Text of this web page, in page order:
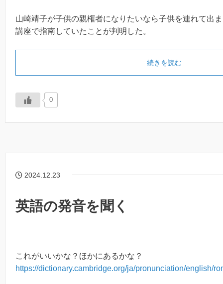
山崎靖子が子供の親権者になりたいなら子供を連れて出
講座で指南していたことが判明した。
続きを読む
0
2024.12.23
英語の発音を聞く
これがいいかな？ほかにあるかな？
https://dictionary.cambridge.org/ja/pronunciation/english/